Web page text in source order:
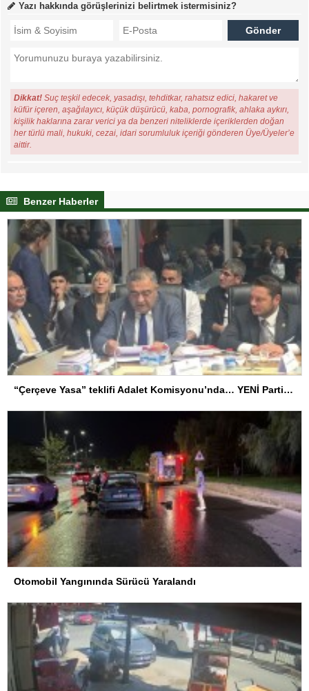
Yazı hakkında görüşlerinizi belirtmek istermisiniz?
Dikkat! Suç teşkil edecek, yasadışı, tehditkar, rahatsız edici, hakaret ve
küfür içeren, aşağılayıcı, küçük düşürücü, kaba, pornografik, ahlaka aykırı,
kişilik haklarına zarar verici ya da benzeri niteliklerde içeriklerden doğan
her türlü mali, hukuki, cezai, idari sorumluluk içeriği gönderen Üye/Üyeler’e
aittir.
Benzer Haberler
“Çerçeve Yasa” teklifi Adalet Komisyonu’nda… YENİ Partili Tanrıkulu: Bir insana ‘Silahını bırak, ülkene dön, siyasal ve toplumsal hayata katıl’ diyorsanız, o insan kapıdan içeri girdiğinde başına ne geleceğini bilmelidir
Otomobil Yangınında Sürücü Yaralandı